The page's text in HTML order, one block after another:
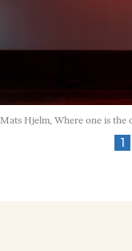
Mats Hjelm, Where one is the
Foto: Jean-1